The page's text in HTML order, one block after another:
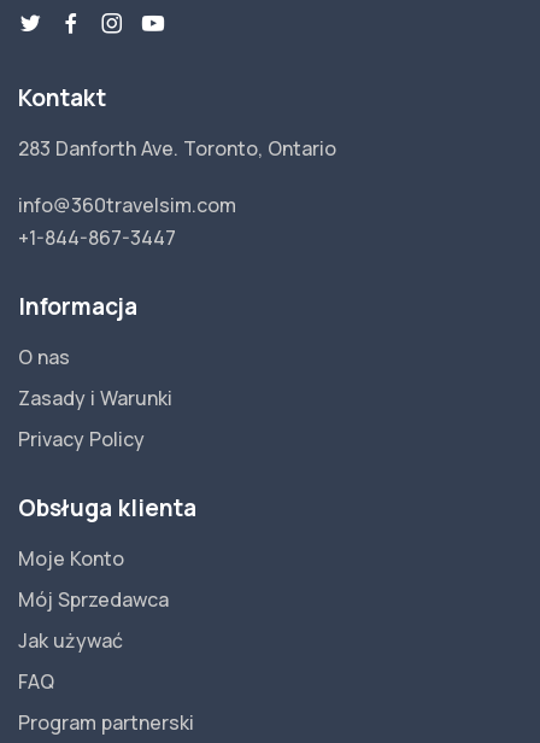
Kontakt
283 Danforth Ave. Toronto, Ontario
info@360travelsim.com
+1-844-867-3447
Informacja
O nas
Zasady i Warunki
Privacy Policy
Obsługa klienta
Moje Konto
Mój Sprzedawca
Jak używać
FAQ
Program partnerski